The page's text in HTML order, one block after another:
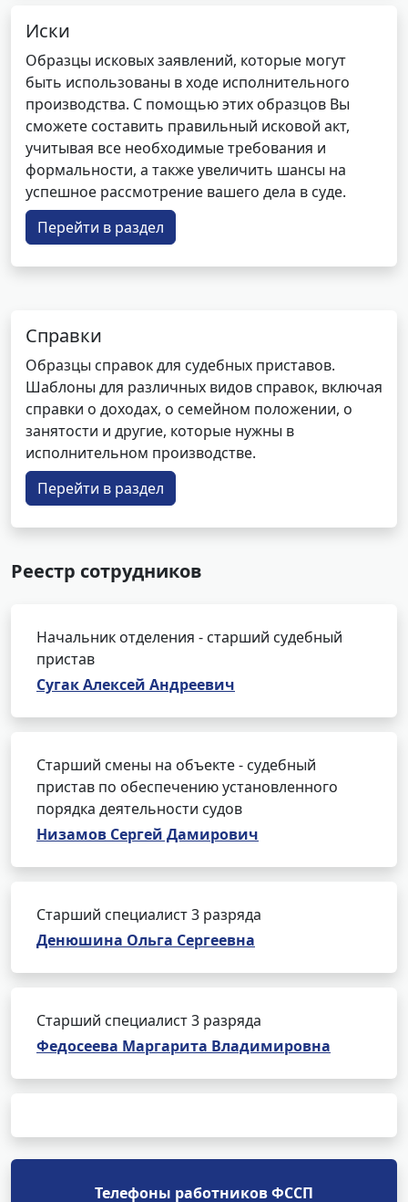
Иски
Образцы исковых заявлений, которые могут
быть использованы в ходе исполнительного
производства. С помощью этих образцов Вы
сможете составить правильный исковой акт,
учитывая все необходимые требования и
формальности, а также увеличить шансы на
успешное рассмотрение вашего дела в суде.
Перейти в раздел
Справки
Образцы справок для судебных приставов.
Шаблоны для различных видов справок, включая
справки о доходах, о семейном положении, о
занятости и другие, которые нужны в
исполнительном производстве.
Перейти в раздел
Реестр сотрудников
Начальник отделения - старший судебный
пристав
Сугак Алексей Андреевич
Старший смены на объекте - судебный
пристав по обеспечению установленного
порядка деятельности судов
Низамов Сергей Дамирович
Старший специалист 3 разряда
Денюшина Ольга Сергеевна
Старший специалист 3 разряда
Федосеева Маргарита Владимировна
Телефоны работников ФССП